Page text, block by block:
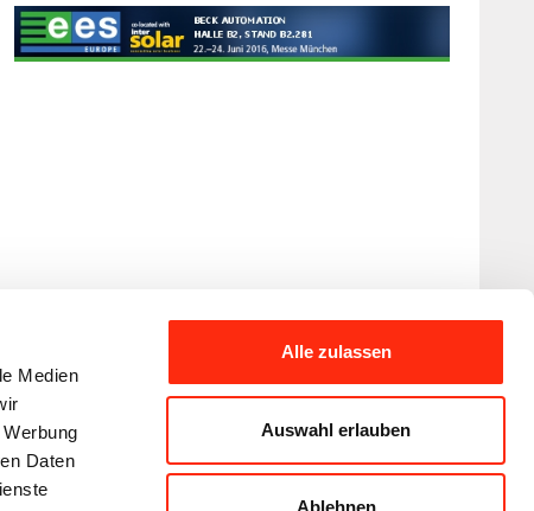
Medien
Daten
Alle zulassen
Auswahl erlauben
Ablehnen